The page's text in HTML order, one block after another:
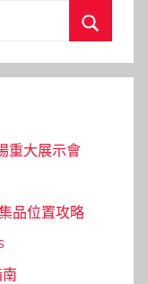
重大展示會
品位置攻略